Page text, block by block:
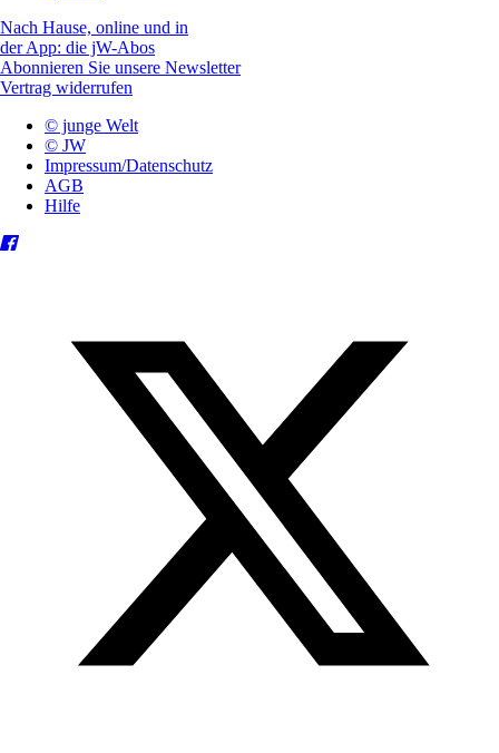
Nach Hause, online und in
der App: die jW-Abos
Abonnieren Sie unsere Newsletter
Vertrag widerrufen
© junge Welt
© JW
Impressum/Datenschutz
AGB
Hilfe